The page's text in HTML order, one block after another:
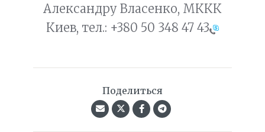
Александру Власенко, МККК
Киев, тел.: +380 50 348 47 43
Поделиться